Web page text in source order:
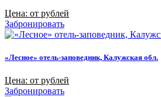
Цена: от рублей
Забронировать
«Лесное» отель-заповедник, Калужская обл.
Цена: от рублей
Забронировать